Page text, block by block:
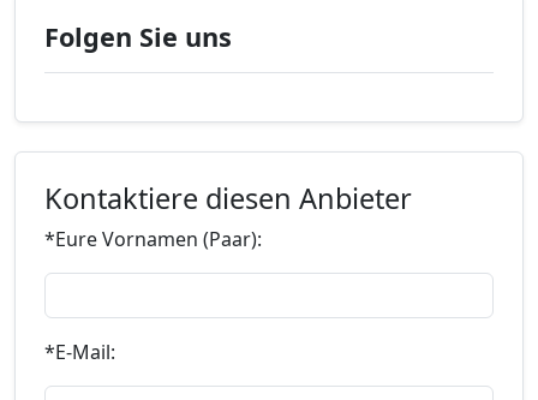
Folgen Sie uns
Kontaktiere diesen Anbieter
*Eure Vornamen (Paar):
*E-Mail: